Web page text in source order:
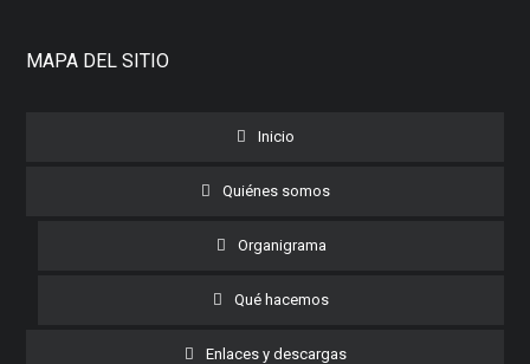
MAPA DEL SITIO
Inicio
Quiénes somos
Organigrama
Qué hacemos
Enlaces y descargas